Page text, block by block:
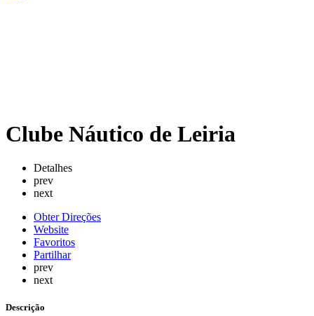
Clube Náutico de Leiria
Detalhes
prev
next
Obter Direções
Website
Favoritos
Partilhar
prev
next
Descrição